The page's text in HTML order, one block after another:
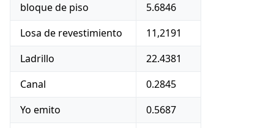
bloque de piso
5.6846
Losa de revestimiento
11,2191
Ladrillo
22.4381
Canal
0.2845
Yo emito
0.5687